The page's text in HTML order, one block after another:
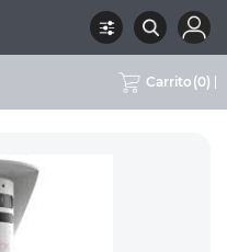
Carrito (0)
MARCA